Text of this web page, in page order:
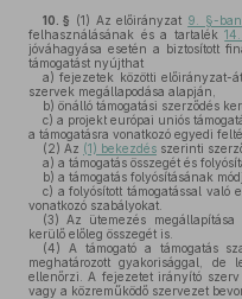
10. § (1) Az előirányzat 9. §-ban
felhasználásának és a tartalék
jóváhagyása esetén a biztosított
támogatást nyújthat
a) fejezetek közötti előirányzat-
szervek megállapodása alapján,
b) önálló támogatási szerződés
c) a projekt európai uniós
a támogatásra vonatkozó egyedi
(2) Az (1) bekezdés szerinti
a) a támogatás összegét és
b) a támogatás folyósításának
c) a folyósított támogatással való
vonatkozó szabályokat.
(3) Az ütemezés
kerülő előleg összegét is.
(4) A támogató a támogatás
meghatározott gyakorisággal, de
ellenőrzi. A fejezetet irányító
vagy a közreműködő szervezet